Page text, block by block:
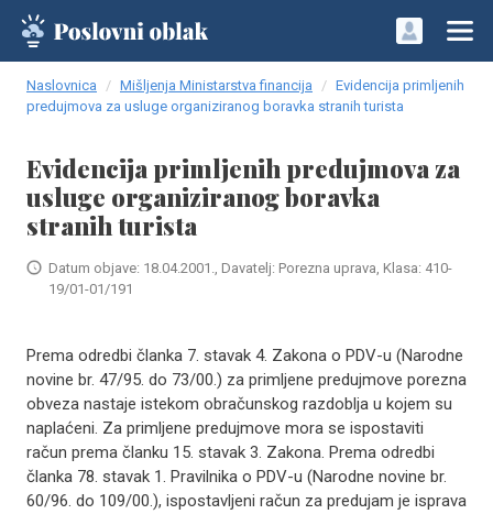
Naslovnica Mišljenja Ministarstva financija
Evidencija primljenih
predujmova za usluge organiziranog boravka stranih turista
Evidencija primljenih predujmova za
usluge organiziranog boravka
stranih turista
Datum objave: 18.04.2001., Davatelj: Porezna uprava, Klasa: 410-
19/01-01/191
Prema odredbi članka 7. stavak 4. Zakona o PDV-u (Narodne
novine br. 47/95. do 73/00.) za primljene predujmove porezna
obveza nastaje istekom obračunskog razdoblja u kojem su
naplaćeni. Za primljene predujmove mora se ispostaviti
račun prema članku 15. stavak 3. Zakona. Prema odredbi
članka 78. stavak 1. Pravilnika o PDV-u (Narodne novine br.
60/96. do 109/00.), ispostavljeni račun za predujam je isprava